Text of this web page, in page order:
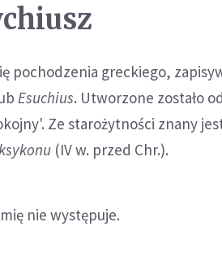
pochodzenia greckiego,
Esuchius. Utworzone zostało
Ze starożytności znany
(IV w. przed Chr.).
nie występuje.